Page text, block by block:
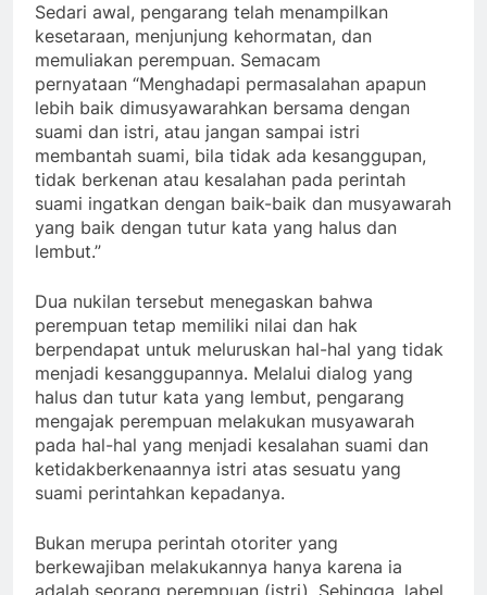
Sedari awal, pengarang telah menampilkan
kesetaraan, menjunjung kehormatan, dan
memuliakan perempuan. Semacam
pernyataan “Menghadapi permasalahan apapun
lebih baik dimusyawarahkan bersama dengan
suami dan istri, atau jangan sampai istri
membantah suami, bila tidak ada kesanggupan,
tidak berkenan atau kesalahan pada perintah
suami ingatkan dengan baik-baik dan musyawarah
yang baik dengan tutur kata yang halus dan
lembut.”
Dua nukilan tersebut menegaskan bahwa
perempuan tetap memiliki nilai dan hak
berpendapat untuk meluruskan hal-hal yang tidak
menjadi kesanggupannya. Melalui dialog yang
halus dan tutur kata yang lembut, pengarang
mengajak perempuan melakukan musyawarah
pada hal-hal yang menjadi kesalahan suami dan
ketidakberkenaannya istri atas sesuatu yang
suami perintahkan kepadanya.
Bukan merupa perintah otoriter yang
berkewajiban melakukannya hanya karena ia